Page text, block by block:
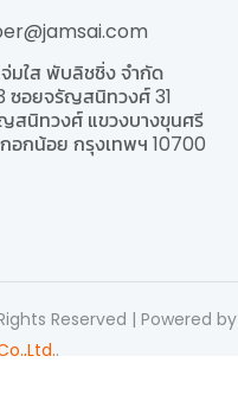
มใส พับลิชชิ่ง จำกัด
ซอยจรัญสนิทวงศ์ 31
สนิทวงศ์ แขวงบางขุนศรี
อกน้อย กรุงเทพฯ 10700
Reserved | Powered by
.